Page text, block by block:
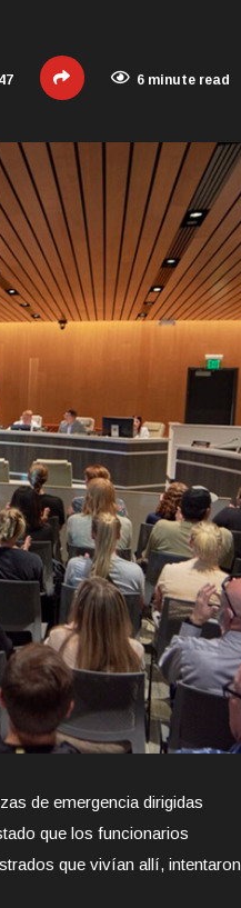
47 6 minute read
de emergencia dirigidas
que los funcionarios
que vivían allí, intentaron